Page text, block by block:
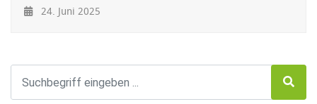
24. Juni 2025